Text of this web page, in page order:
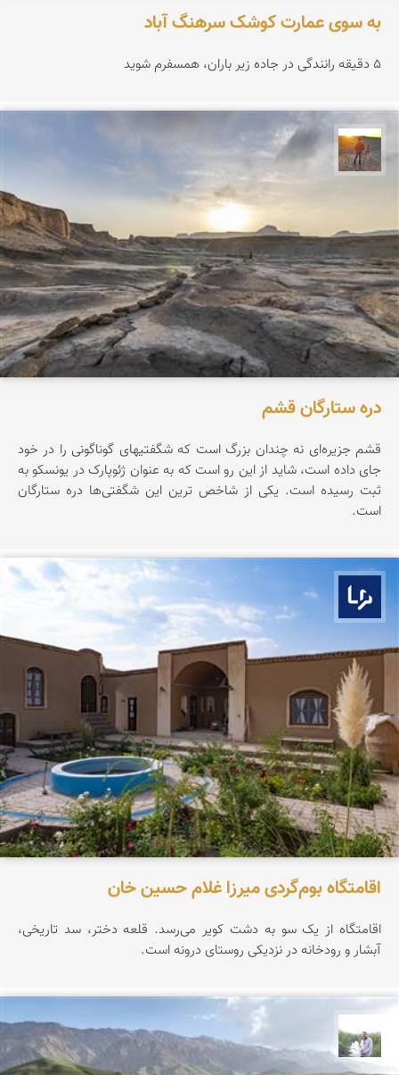
به سوی عمارت کوشک سرهنگ آباد
۵ دقیقه رانندگی در جاده زیر باران، همسفرم شوید
مهدی مخلصیان
دره ستارگان قشم
قشم جزیره‌ای نه چندان بزرگ است که شگفتیهای گوناگونی را در خود
جای داده است، شاید از این رو است که به عنوان ژئوپارک در یونسکو به
ثبت رسیده است. یکی از شاخص ترین این شگفتی‌ها دره ستارگان
است.
بوم ما
اقامتگاه بوم‌گردی میرزا غلام حسین خان
اقامتگاه از یک سو به دشت کویر می‌رسد. قلعه دختر، سد تاریخی،
آبشار و رودخانه در نزدیکی روستای درونه است.